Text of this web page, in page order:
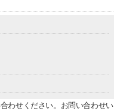
わせください。お問い合わせい